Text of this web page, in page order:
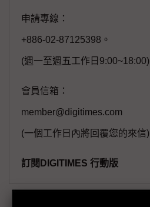
申請專線：
+886-02-87125398。
(週一至週五工作日9:00~18:00)
會員信箱：
member@digitimes.com
(一個工作日內將回覆您的來信)
訂閱DIGITIMES 行動版